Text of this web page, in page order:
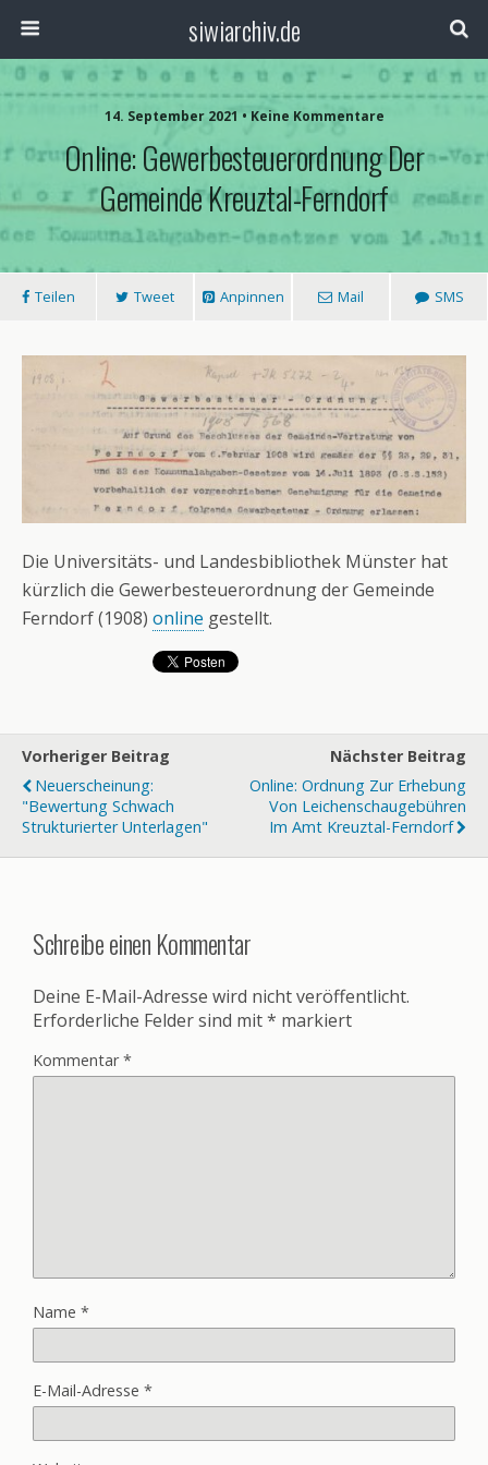
siwiarchiv.de
14. September 2021 • Keine Kommentare
Online: Gewerbesteuerordnung Der
Gemeinde Kreuztal-Ferndorf
Teilen Tweet Anpinnen Mail SMS
Die Universitäts- und Landesbibliothek Münster hat
kürzlich die Gewerbesteuerordnung der Gemeinde
Ferndorf (1908) online gestellt.
Vorheriger Beitrag
Neuerscheinung:
"Bewertung Schwach
Strukturierter Unterlagen"
Nächster Beitrag
Online: Ordnung Zur Erhebung
Von Leichenschaugebühren
Im Amt Kreuztal-Ferndorf
Schreibe einen Kommentar
Deine E-Mail-Adresse wird nicht veröffentlicht.
Erforderliche Felder sind mit* markiert
Kommentar*
Name *
E-Mail-Adresse *